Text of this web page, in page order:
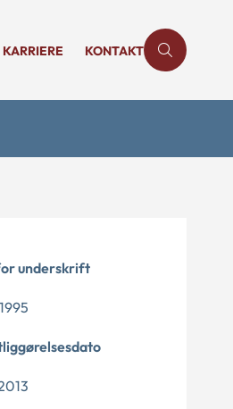
KONTAKT
underskrift